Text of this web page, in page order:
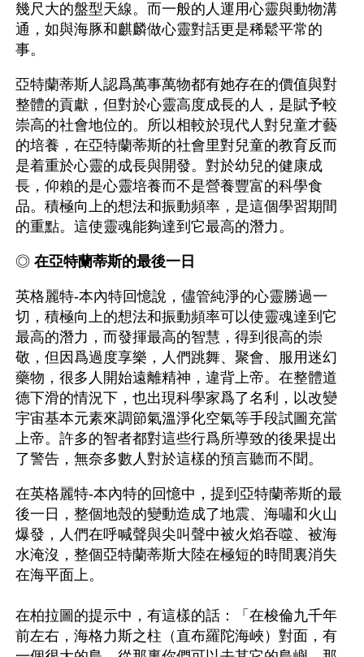
幾尺大的盤型天線。而一般的人運用心靈與動物溝
通，如與海豚和麒麟做心靈對話更是稀鬆平常的
事。
亞特蘭蒂斯人認爲萬事萬物都有她存在的價值與對
整體的貢獻，但對於心靈高度成長的人，是賦予較
崇高的社會地位的。所以相較於現代人對兒童才藝
的培養，在亞特蘭蒂斯的社會里對兒童的教育反而
是着重於心靈的成長與開發。對於幼兒的健康成
長，仰賴的是心靈培養而不是營養豐富的科學食
品。積極向上的想法和振動頻率，是這個學習期間
的重點。這使靈魂能夠達到它最高的潛力。
◎ 在亞特蘭蒂斯的最後一日
英格麗特-本內特回憶說，儘管純淨的心靈勝過一
切，積極向上的想法和振動頻率可以使靈魂達到它
最高的潛力，而發揮最高的智慧，得到很高的崇
敬，但因爲過度享樂，人們跳舞、聚會、服用迷幻
藥物，很多人開始遠離精神，違背上帝。在整體道
德下滑的情況下，也出現科學家爲了名利，以改變
宇宙基本元素來調節氣溫淨化空氣等手段試圖充當
上帝。許多的智者都對這些行爲所導致的後果提出
了警告，無奈多數人對於這樣的預言聽而不聞。
在英格麗特-本內特的回憶中，提到亞特蘭蒂斯的最
後一日，整個地殼的變動造成了地震、海嘯和火山
爆發，人們在呼喊聲與尖叫聲中被火焰吞噬、被海
水淹沒，整個亞特蘭蒂斯大陸在極短的時間裏消失
在海平面上。
在柏拉圖的提示中，有這樣的話：「在梭倫九千年
前左右，海格力斯之柱（直布羅陀海峽）對面，有